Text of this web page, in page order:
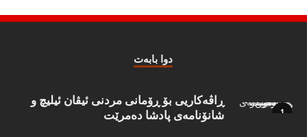
دوا بابه‌ت
ڕاڤەکاریی بۆ ڕۆمانی مردنی ئیڤان ئیلیچ و
شانۆنامەی پادشا دەمرێت